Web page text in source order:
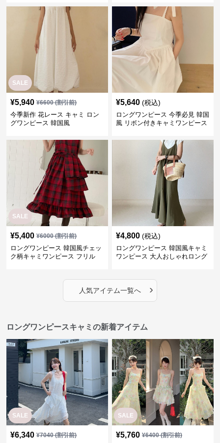
SALE
¥5,940 ¥6600(割引前)
今季新作 花レース キャミ ロン
グワンピース 韓国風
¥5,640 (税込)
ロングワンピース 今季必見 韓国
風 リボン付きキャミワンピース
SALE
¥5,400 ¥6000(割引前)
ロングワンピース 韓国風チェッ
ク柄キャミワンピース フリル
¥4,800 (税込)
ロングワンピース 韓国風キャミ
ワンピース 大人おしゃれロング
人気アイテム一覧へ ›
ロングワンピースキャミの新着アイテム
SALE
¥6,340 ¥7040(割引前)
SALE
¥5,760 ¥6400(割引前)